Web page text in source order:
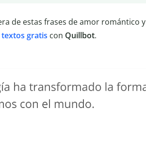
de estas frases de amor romántico
gratis con Quillbot.